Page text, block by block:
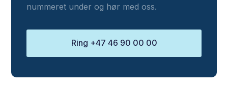
nummeret under og hør med oss.
Ring +47 46 90 00 00